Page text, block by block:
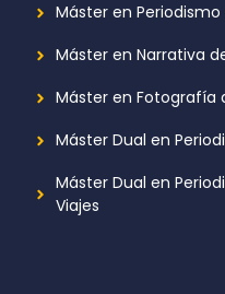
Máster en
Máster en Narrativa
Máster en Fotografía
Máster Dual en
Máster Dual en
Viajes